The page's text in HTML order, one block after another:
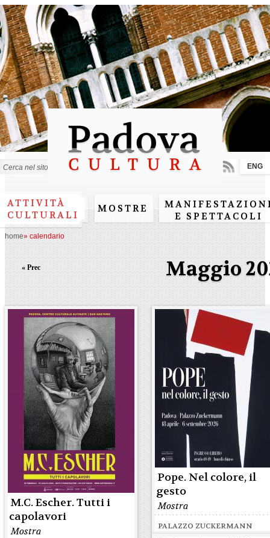
Salta al
contenuto
principale
ATTIVITÀ
CULTURALI
MOSTRE
E SPETTACOLI
ENG
home» calendario
Maggio
« Prec
M.C. Escher. Tutti i
capolavori
Mostra
Pope. Nel colore, il
gesto
Mostra
PALAZZO ZUCKERMANN